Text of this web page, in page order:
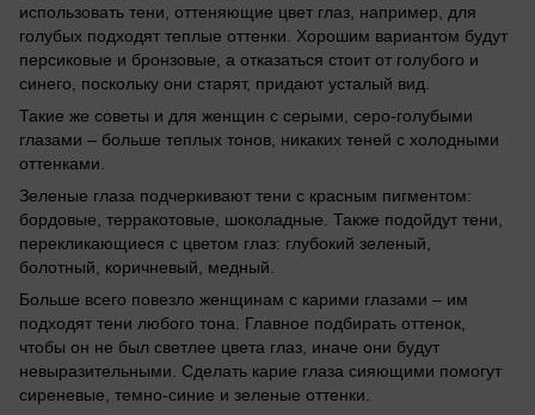
использовать тени, оттеняющие цвет глаз, например, для
голубых подходят теплые оттенки. Хорошим вариантом будут
персиковые и бронзовые, а отказаться стоит от голубого и
синего, поскольку они старят, придают усталый вид.
Такие же советы и для женщин с серыми, серо-голубыми
глазами – больше теплых тонов, никаких теней с холодными
оттенками.
Зеленые глаза подчеркивают тени с красным пигментом:
бордовые, терракотовые, шоколадные. Также подойдут тени,
перекликающиеся с цветом глаз: глубокий зеленый,
болотный, коричневый, медный.
Больше всего повезло женщинам с карими глазами – им
подходят тени любого тона. Главное подбирать оттенок,
чтобы он не был светлее цвета глаз, иначе они будут
невыразительными. Сделать карие глаза сияющими помогут
сиреневые, темно-синие и зеленые оттенки.